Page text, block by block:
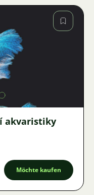
akvaristiky
Möchte kaufen